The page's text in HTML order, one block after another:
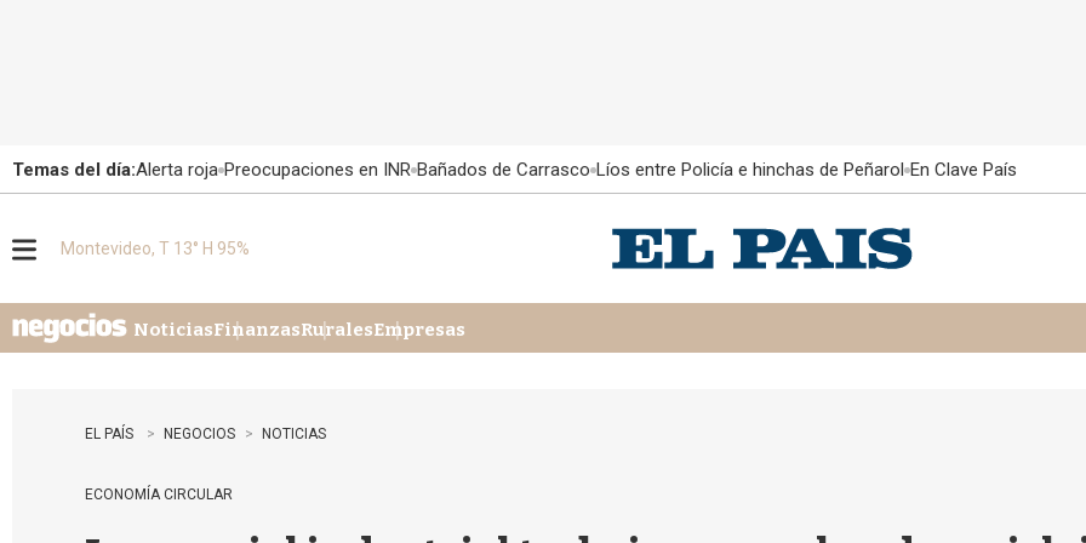
Temas del día:Alerta roja Preocupaciones en INR Bañados de Carrasco Líos entre Policía e hinchas de Peñarol En Clave País
u
Montevideo, T 13° H 95%
NoticiasFinanzasRuralesEmpresas
EL PAÍS NEGOCIOS NOTICIAS
ECONOMÍA CIRCULAR